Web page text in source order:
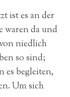
ist es an der
waren da und
niedlich
so sind;
begleiten,
Um sich